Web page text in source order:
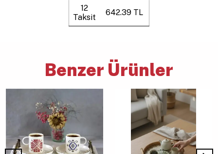
12
Taksit
642.39 TL
Benzer Ürünler